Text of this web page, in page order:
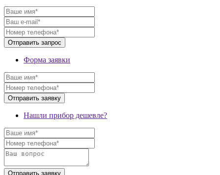
Форма заявки
Нашли прибор дешевле?